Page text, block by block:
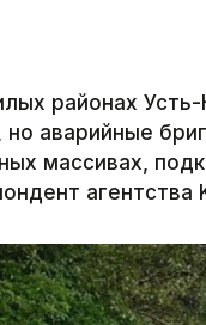
районах
но аварийные
массивах,
агентства